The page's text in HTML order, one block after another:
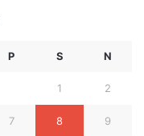
P S N
1 2
7 8 9